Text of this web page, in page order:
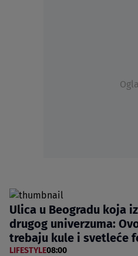
Ulica u Beogradu koja
drugog univerzuma:
trebaju kule i svetleće
LIFESTYLE08:00